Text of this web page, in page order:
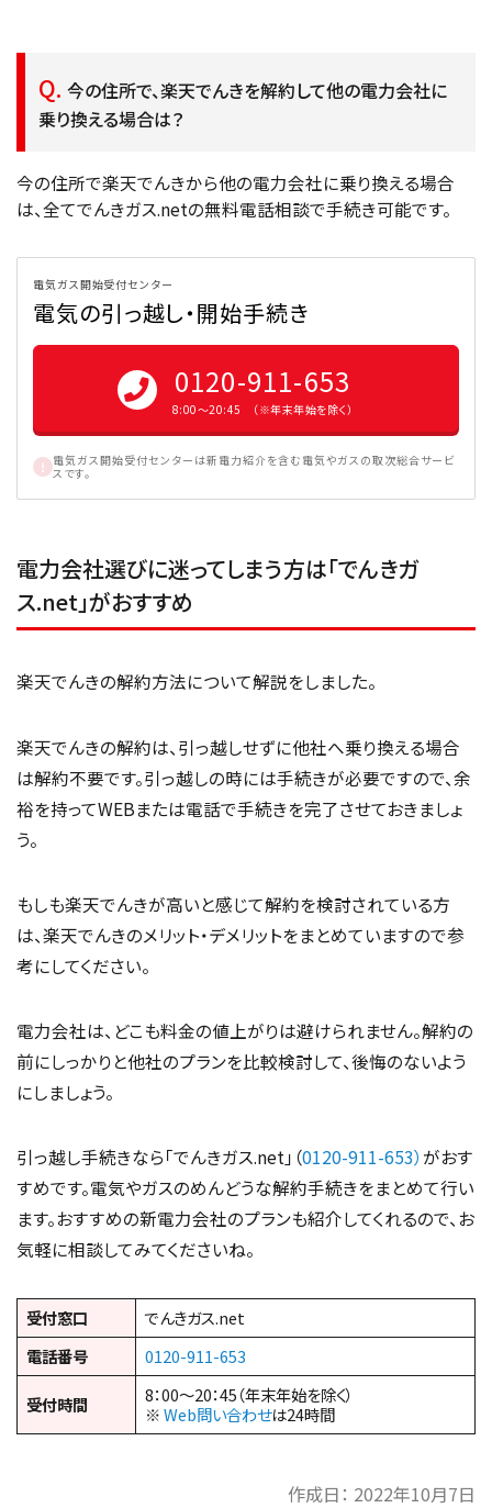
今の住所で、楽天でんきを解約して他の電力会社に
乗り換える場合は？
今の住所で楽天でんきから他の電力会社に乗り換える場合
は、全てでんきガス.netの無料電話相談で手続き可能です。
電気ガス開始受付センター
電気の引っ越し・開始手続き
0120-911-653
8:00〜20:45 （※年末年始を除く）
電気ガス開始受付センターは新電力紹介を含む電気やガスの取次総合サービ
スです。
電力会社選びに迷ってしまう方は「でんきガ
ス.net」がおすすめ
楽天でんきの解約方法について解説をしました。
楽天でんきの解約は、引っ越しせずに他社へ乗り換える場合
は解約不要です。引っ越しの時には手続きが必要ですので、余
裕を持ってWEBまたは電話で手続きを完了させておきましょ
う。
もしも楽天でんきが高いと感じて解約を検討されている方
は、楽天でんきのメリット・デメリットをまとめていますので参
考にしてください。
電力会社は、どこも料金の値上がりは避けられません。解約の
前にしっかりと他社のプランを比較検討して、後悔のないよう
にしましょう。
引っ越し手続きなら「でんきガス.net」（0120-911-653） がおす
すめです。電気やガスのめんどうな解約手続きをまとめて行い
ます。おすすめの新電力会社のプランも紹介してくれるので、お
気軽に相談してみてくださいね。
受付窓口
でんきガス.net
電話番号
0120-911-653
受付時間
8：00～20：45（年末年始を除く）
※Web問い合わせは24時間
作成日： 2022年10月7日